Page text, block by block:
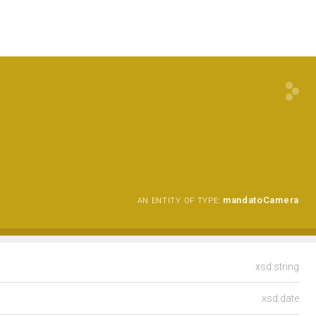
AN ENTITY OF TYPE: mandatoCamera
xsd:string
xsd:date